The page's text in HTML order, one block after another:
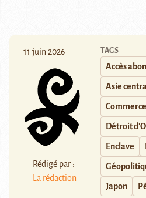
11 juin 2026
Rédigé par :
La rédaction
TAGS
Accès
Asie
Commerce
Détroit
Enclave
Japon